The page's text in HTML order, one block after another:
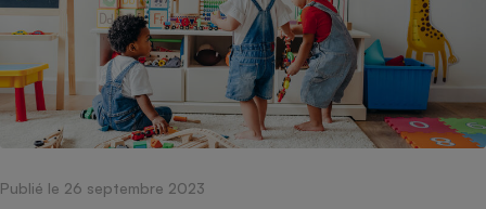
Publié le 26 septembre 2023
Sécurité - Hygiène
Assurance
Banque - Crédit
Epargne - Fiscalité
Circulation routière
Contrôle technique -
Pièce détachée
Moto
Comparatif
Comparatif plaque à
Comparatif casque audio
Comparatif barre de son
Crédit immobilier
Comparatif tondeuse
Comparatif poêle à
Maison de retraite
Choisir son fioul
Choisir son pellet
Comparateur assurance emprunteur
Energie Moins Chère Ensemble